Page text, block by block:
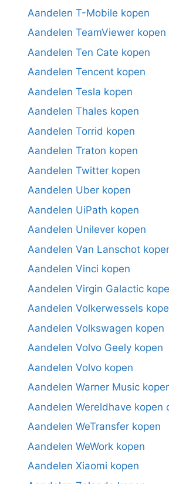
Aandelen T-Mobile kopen
Aandelen TeamViewer kopen
Aandelen Ten Cate kopen
Aandelen Tencent kopen
Aandelen Tesla kopen
Aandelen Thales kopen
Aandelen Torrid kopen
Aandelen Traton kopen
Aandelen Twitter kopen
Aandelen Uber kopen
Aandelen UiPath kopen
Aandelen Unilever kopen
Aandelen Van Lanschot
Aandelen Vinci kopen
Aandelen Virgin Galactic
Aandelen Volkerwessels
Aandelen Volkswagen kopen
Aandelen Volvo Geely kopen
Aandelen Volvo kopen
Aandelen Warner Music
Aandelen Wereldhave kopen
Aandelen WeTransfer kopen
Aandelen WeWork kopen
Aandelen Xiaomi kopen